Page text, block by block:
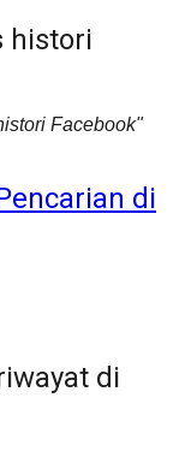
histori
Facebook"
di
di